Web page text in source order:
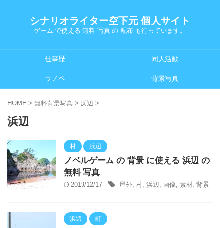
シナリオライター空下元 個人サイト
ゲーム で使える 無料 写真 の 配布 も行っています。
仕事歴 同人活動
ラノベ 背景写真
HOME > 無料背景写真 > 浜辺 >
浜辺
村 浜辺
ノベルゲーム の 背景 に使える 浜辺 の
無料 写真
2019/12/17 屋外, 村, 浜辺, 画像, 素材, 背景
浜辺 町